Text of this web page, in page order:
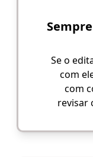
Se o
com
com
revisar